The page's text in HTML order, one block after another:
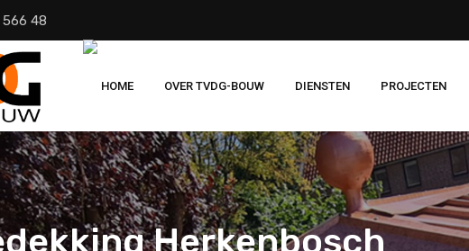
566 48
HOME OVER TVDG-BOUW DIENSTEN PROJECTEN
Herkenbosch